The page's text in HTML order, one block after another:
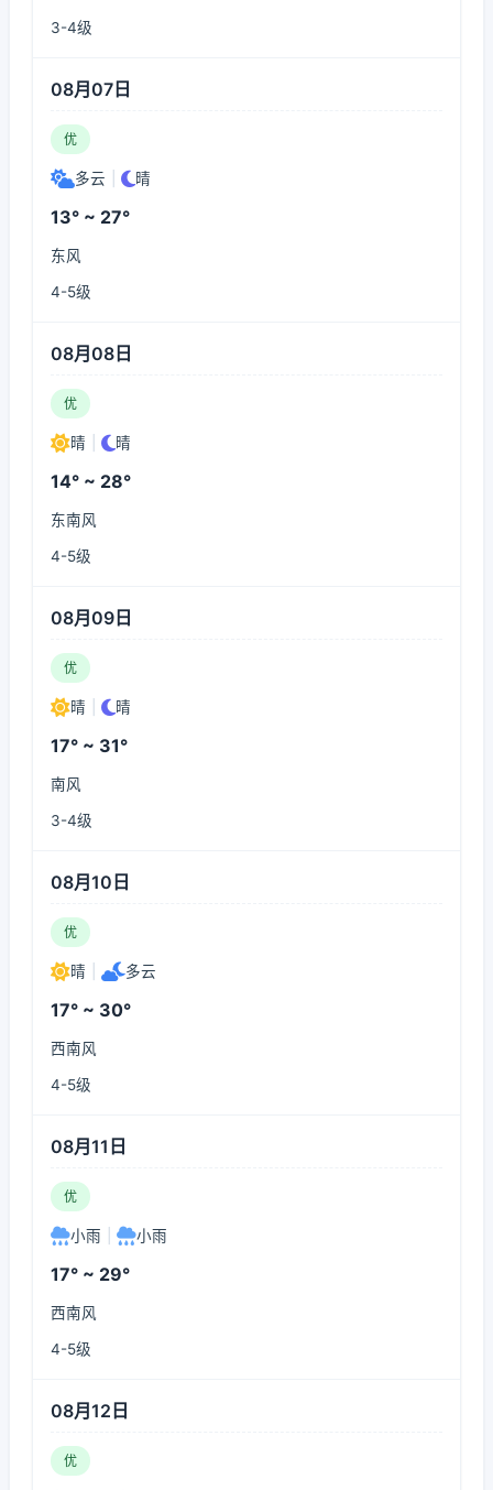
3-4级
08月07日
优
多云 晴
13° ~ 27°
东风
4-5级
08月08日
优
晴 晴
14° ~ 28°
东南风
4-5级
08月09日
优
晴 晴
17° ~ 31°
南风
3-4级
08月10日
优
晴 多云
17° ~ 30°
西南风
4-5级
08月11日
优
小雨 小雨
17° ~ 29°
西南风
4-5级
08月12日
优